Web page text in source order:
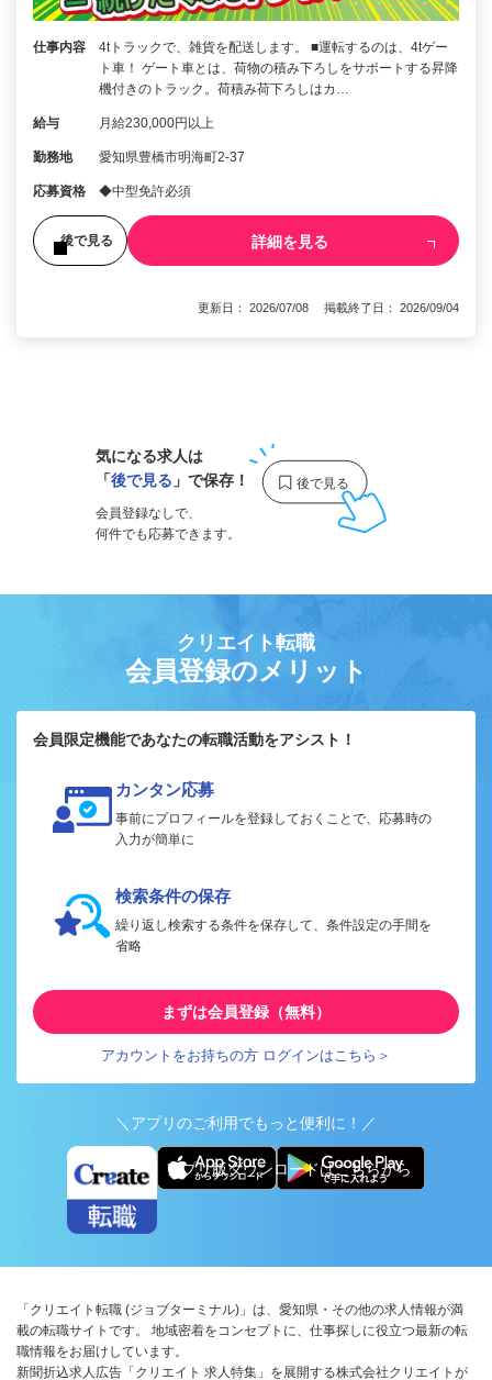
仕事内容
4tトラックで、雑貨を配送します。 ■運転するのは、4tゲー
ト車！ ゲート車とは、荷物の積み下ろしをサポートする昇降
機付きのトラック。荷積み荷下ろしはカ…
給与 月給230,000円以上
勤務地 愛知県豊橋市明海町2-37
応募資格 ◆中型免許必須
後で見る 詳細を見る
更新日： 2026/07/08 掲載終了日： 2026/09/04
気になる求人は
「後で見る 」で保存！
会員登録なしで、
何件でも応募できます。
クリエイト転職
会員登録のメリット
会員限定機能であなたの転職活動をアシスト！
カンタン応募
事前にプロフィールを登録しておくことで、応募時の
入力が簡単に
検索条件の保存
繰り返し検索する条件を保存して、条件設定の手間を
省略
まずは会員登録（無料）
アカウントをお持ちの方 ログインはこちら＞
＼アプリのご利用でもっと便利に！／
アプリ版ダウンロードはこちらから
「クリエイト転職 (ジョブターミナル)」は、愛知県・その他の求人情報が満
載の転職サイトです。 地域密着をコンセプトに、仕事探しに役立つ最新の転
職情報をお届けしています。
新聞折込求人広告「クリエイト 求人特集」を展開する株式会社クリエイトが